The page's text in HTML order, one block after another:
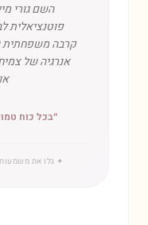
השם גורי
פוטנציאלית
קרבה משפחתית
אנרגיה של
״בכל כוח
✦ גלו את